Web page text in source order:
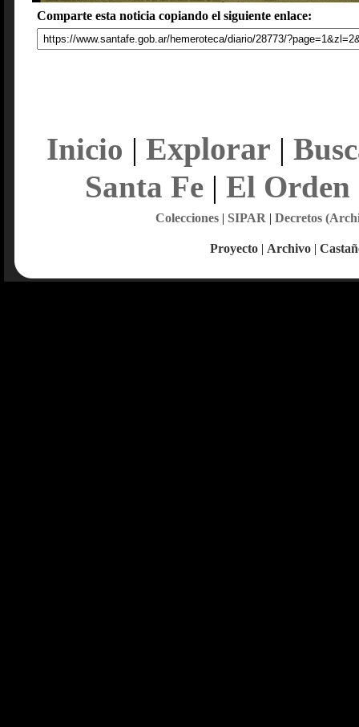
Comparte esta noticia copiando el siguiente enlace:
Inicio | Explorar |
Santa Fe| El Orden
Colecciones| SIPAR | Decretos
Proyecto | Archivo |